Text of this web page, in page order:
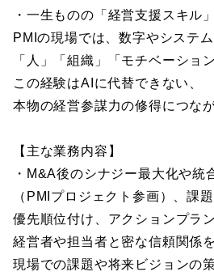
・一生ものの「経営支援スキル
PMIの現場では、数字やシステ
「人」「組織」「モチベーショ
この経験はAIに代替できない、
本物の経営参謀力の修得につな
【主な業務内容】
・M&A後のシナジー最大化や統
（PMIプロジェクト参画）、課題
優先順位付け、アクションプラ
経営者や担当者と密な信頼関係を
現場での課題や将来ビジョンの